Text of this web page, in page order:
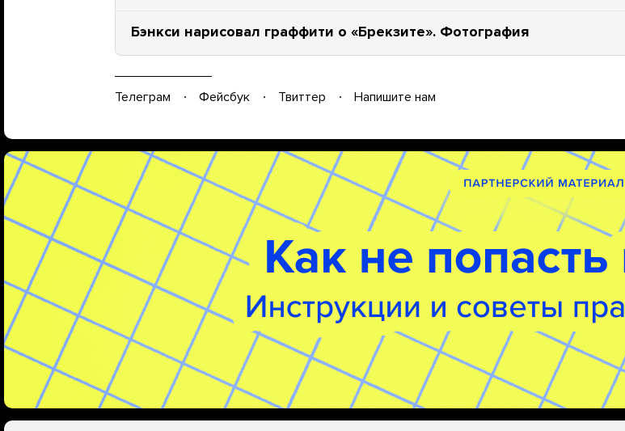
Бэнкси нарисовал граффити о «Брекзите». Фотография
Телеграм Фейсбук Твиттер Напишите нам